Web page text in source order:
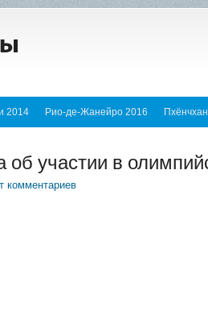
2014 Рио-де-Жанейро 2016
участии в
комментариев